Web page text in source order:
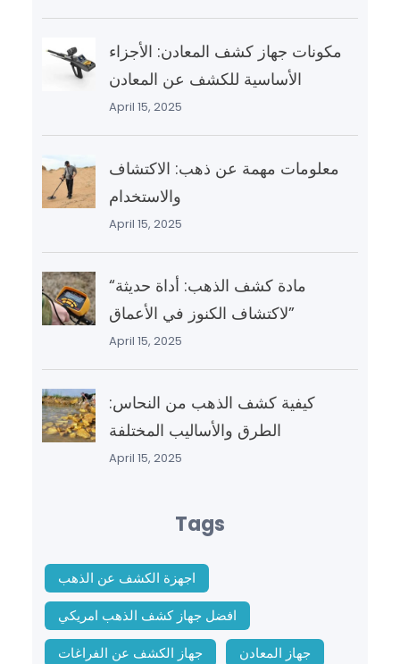
مكونات جهاز كشف المعادن: الأجزاء
الأساسية للكشف عن المعادن
April 15, 2025
معلومات مهمة عن ذهب: الاكتشاف
والاستخدام
April 15, 2025
“مادة كشف الذهب: أداة حديثة
لاكتشاف الكنوز في الأعماق”
April 15, 2025
كيفية كشف الذهب من النحاس:
الطرق والأساليب المختلفة
April 15, 2025
Tags
اجهزة الكشف عن الذهب
افضل جهاز كشف الذهب امريكي
جهاز الكشف عن الفراغات
جهاز المعادن